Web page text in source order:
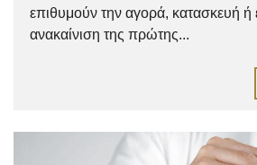
επιθυμούν την αγορά, κατασκευή ή
ανακαίνιση της πρώτης...